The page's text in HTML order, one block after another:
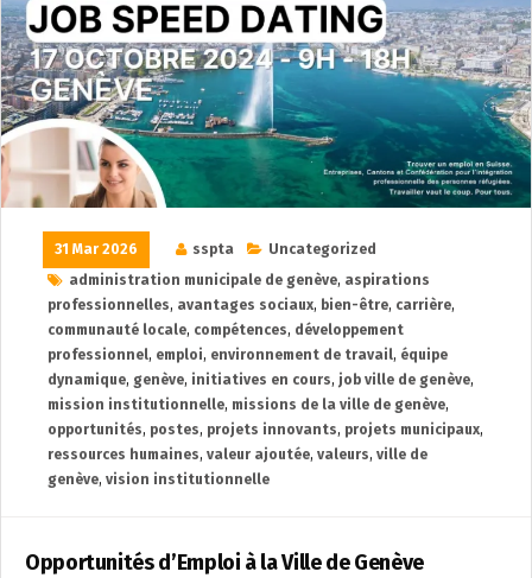
31 Mar 2026 sspta
Uncategorized
administration municipale de genève, aspirations
professionnelles, avantages sociaux, bien-être, carrière,
communauté locale, compétences, développement
professionnel, emploi, environnement de travail, équipe
dynamique, genève, initiatives en cours, job ville de genève,
mission institutionnelle, missions de la ville de genève,
opportunités, postes, projets innovants, projets municipaux,
ressources humaines, valeur ajoutée, valeurs, ville de
genève, vision institutionnelle
Opportunités d’Emploi à la Ville de Genève